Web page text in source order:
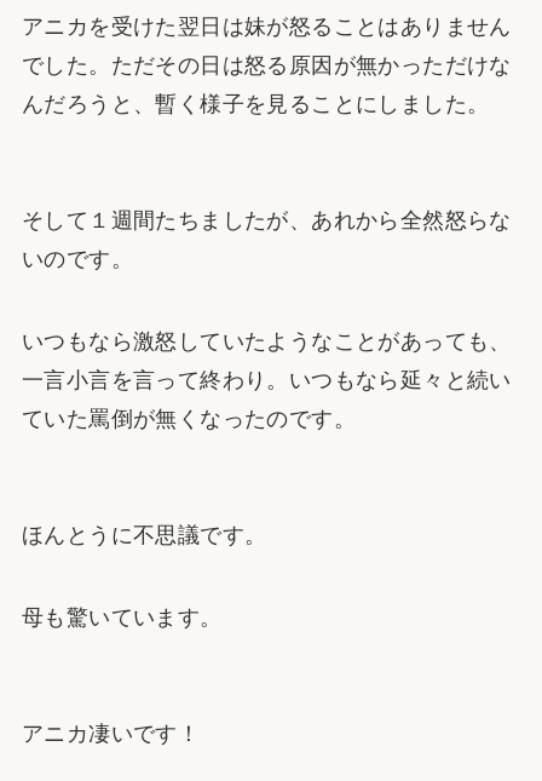
アニカを受けた翌日は妹が怒ることはありません
でした。ただその日は怒る原因が無かっただけな
んだろうと、暫く様子を見ることにしました。
そして１週間たちましたが、あれから全然怒らな
いのです。
いつもなら激怒していたようなことがあっても、
一言小言を言って終わり。いつもなら延々と続い
ていた罵倒が無くなったのです。
ほんとうに不思議です。
母も驚いています。
アニカ凄いです！